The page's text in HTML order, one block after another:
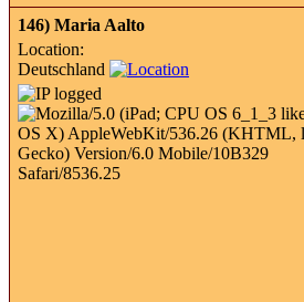
146) Maria Aalto
Location:
Deutschland